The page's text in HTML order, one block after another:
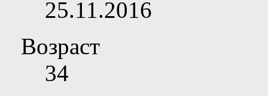
25.11.2016
Возраст
34